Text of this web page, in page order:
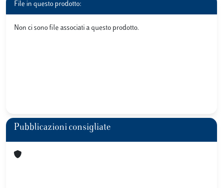
File in questo prodotto:
Non ci sono file associati a questo prodotto.
Pubblicazioni consigliate